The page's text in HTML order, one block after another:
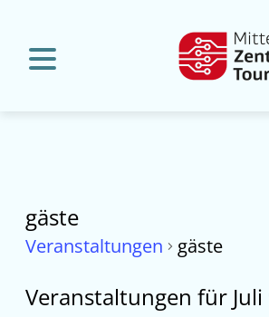
gäste
Veranstaltungen gäste
Veranstaltungen für Juli